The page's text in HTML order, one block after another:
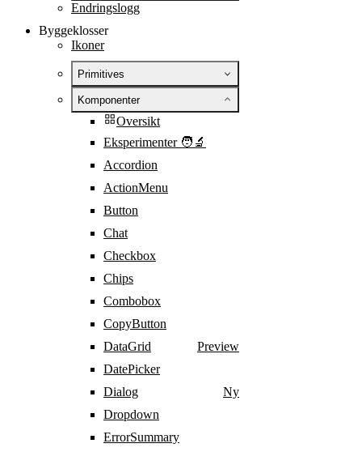
Endringslogg
Byggeklosser
Ikoner
Primitives
Komponenter
Oversikt
Eksperimenter 🧑‍🔬
Accordion
ActionMenu
Button
Chat
Checkbox
Chips
Combobox
CopyButton
DataGrid
Preview
DatePicker
Dialog
Ny
Dropdown
ErrorSummary